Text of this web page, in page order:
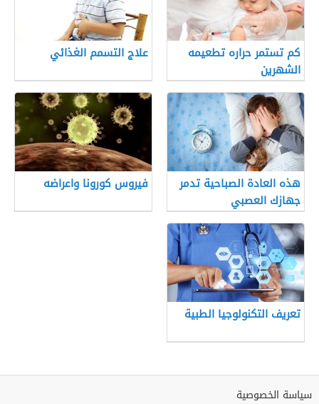
كم تستمر حراره تطعيمه
الشهرين
علاج التسمم الغذائي
هذه العادة الصباحية تدمر
جهازك العصبي
فيروس كورونا واعراضه
تعريف التكنولوجيا الطبية
سياسة الخصوصية